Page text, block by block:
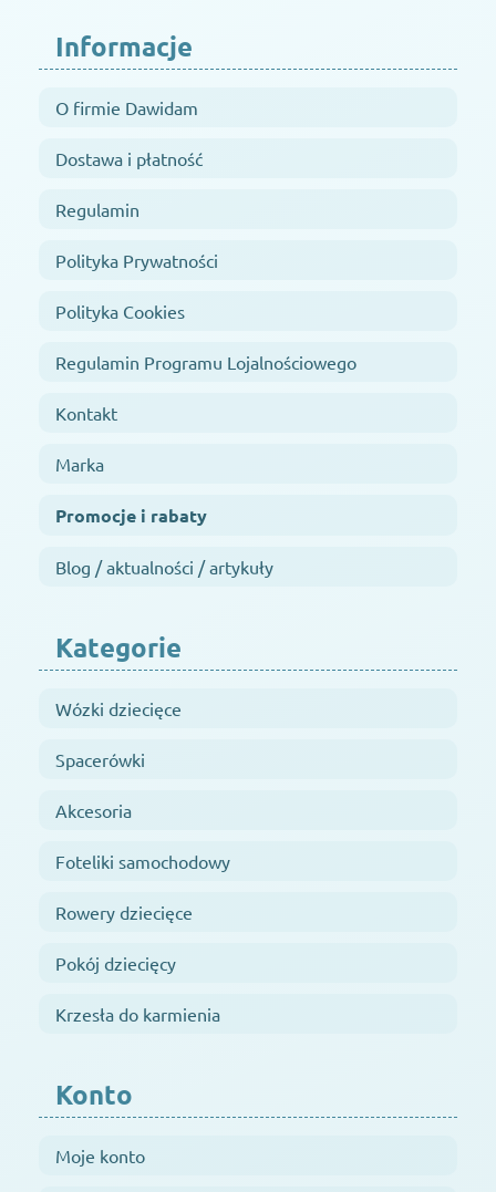
Informacje
O firmie Dawidam
Dostawa i płatność
Regulamin
Polityka Prywatności
Polityka Cookies
Regulamin Programu Lojalnościowego
Kontakt
Marka
Promocje i rabaty
Blog / aktualności / artykuły
Kategorie
Wózki dziecięce
Spacerówki
Akcesoria
Foteliki samochodowy
Rowery dziecięce
Pokój dziecięcy
Krzesła do karmienia
Konto
Moje konto